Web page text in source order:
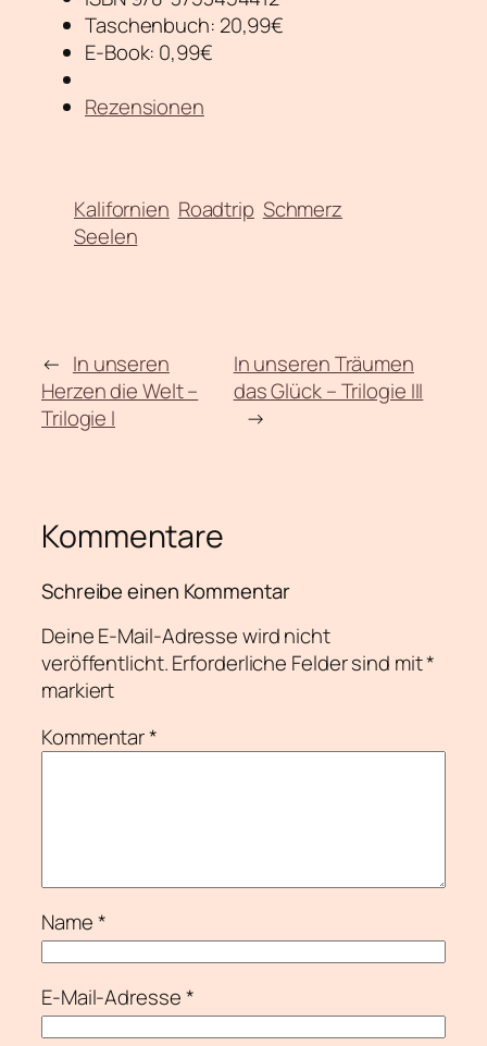
Taschenbuch: 20,99€
E-Book: 0,99€
Rezensionen
Kalifornien Roadtrip Schmerz
Seelen
← In unseren
Herzen die Welt –
Trilogie I
In unseren Träumen
das Glück – Trilogie III
→
Kommentare
Schreibe einen Kommentar
Deine E-Mail-Adresse wird nicht
veröffentlicht.Erforderliche Felder sind mit*
markiert
Kommentar*
Name*
E-Mail-Adresse*